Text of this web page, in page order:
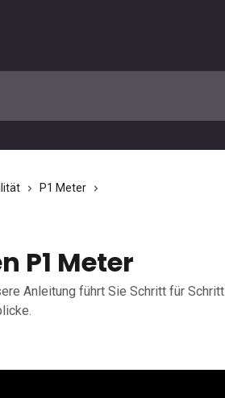
P1 Meter
P1 Meter
Anleitung führt Sie Schritt für Schritt